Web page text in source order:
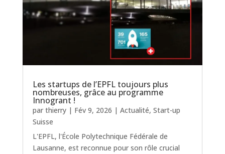
Les startups de l’EPFL toujours plus
nombreuses, grâce au programme
Innogrant !
par thierry| Fév 9, 2026 | Actualité, Start-up
Suisse
L'EPFL, l'École Polytechnique Fédérale de
Lausanne, est reconnue pour son rôle crucial